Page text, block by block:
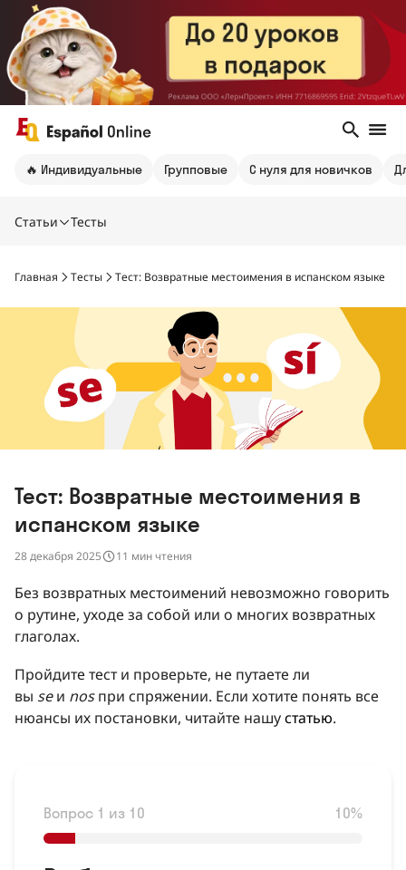
🔥 Индивидуальные Групповые С нуля для новичков
Статьи Тесты
Главная Тесты Тест: Возвратные местоимения в испанском языке
Тест: Возвратные местоимения в
испанском языке
28 декабря 2025 11 мин чтения
Без возвратных местоимений невозможно говорить
о рутине, уходе за собой или о многих возвратных
глаголах.
Пройдите тест и проверьте, не путаете ли
вы seи nosпри спряжении. Если хотите понять все
нюансы их постановки, читайте нашустатью.
Вопрос 1 из 10 10%